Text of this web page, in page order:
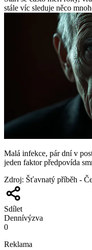
stále víc sleduje něco
Malá infekce, pár dní v
jeden faktor předpovída
Zdroj: Šťavnatý příběh -
Sdílet
Dennívýzva
0
Reklama